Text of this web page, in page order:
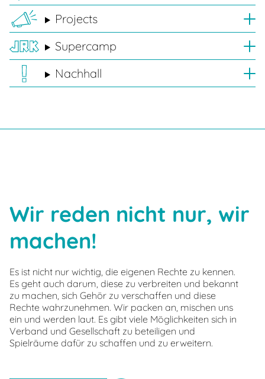
Projects
Supercamp
Nachhall
Wir reden nicht nur, wir
machen!
Es ist nicht nur wichtig, die eigenen Rechte zu kennen.
Es geht auch darum, diese zu verbreiten und bekannt
zu machen, sich Gehör zu verschaffen und diese
Rechte wahrzunehmen. Wir packen an, mischen uns
ein und werden laut. Es gibt viele Möglichkeiten sich in
Verband und Gesellschaft zu beteiligen und
Spielräume dafür zu schaffen und zu erweitern.